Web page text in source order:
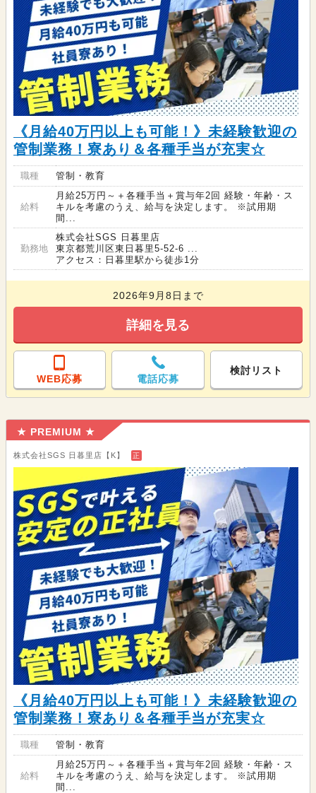
《月給40万円以上も可能！》未経験歓迎の
管制業務！寮あり＆各種手当が充実☆
職種 管制・教育
給料
月給25万円～＋各種手当＋賞与年2回 経験・年齢・ス
キルを考慮のうえ、給与を決定します。 ※試用期
間...
勤務地
株式会社SGS 日暮里店
東京都荒川区東日暮里5-52-6 ...
アクセス：日暮里駅から徒歩1分
2026年9月8日まで
詳細を見る
WEB応募 電話応募
検討リスト
★ PREMIUM ★
株式会社SGS 日暮里店【K】 正
《月給40万円以上も可能！》未経験歓迎の
管制業務！寮あり＆各種手当が充実☆
職種 管制・教育
給料
月給25万円～＋各種手当＋賞与年2回 経験・年齢・ス
キルを考慮のうえ、給与を決定します。 ※試用期
間...